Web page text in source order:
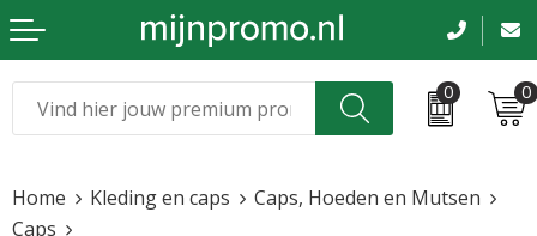
0 0
Kleding & caps
Sinterklaas
Home Kleding en caps
Caps, Hoeden en Mutsen
Caps